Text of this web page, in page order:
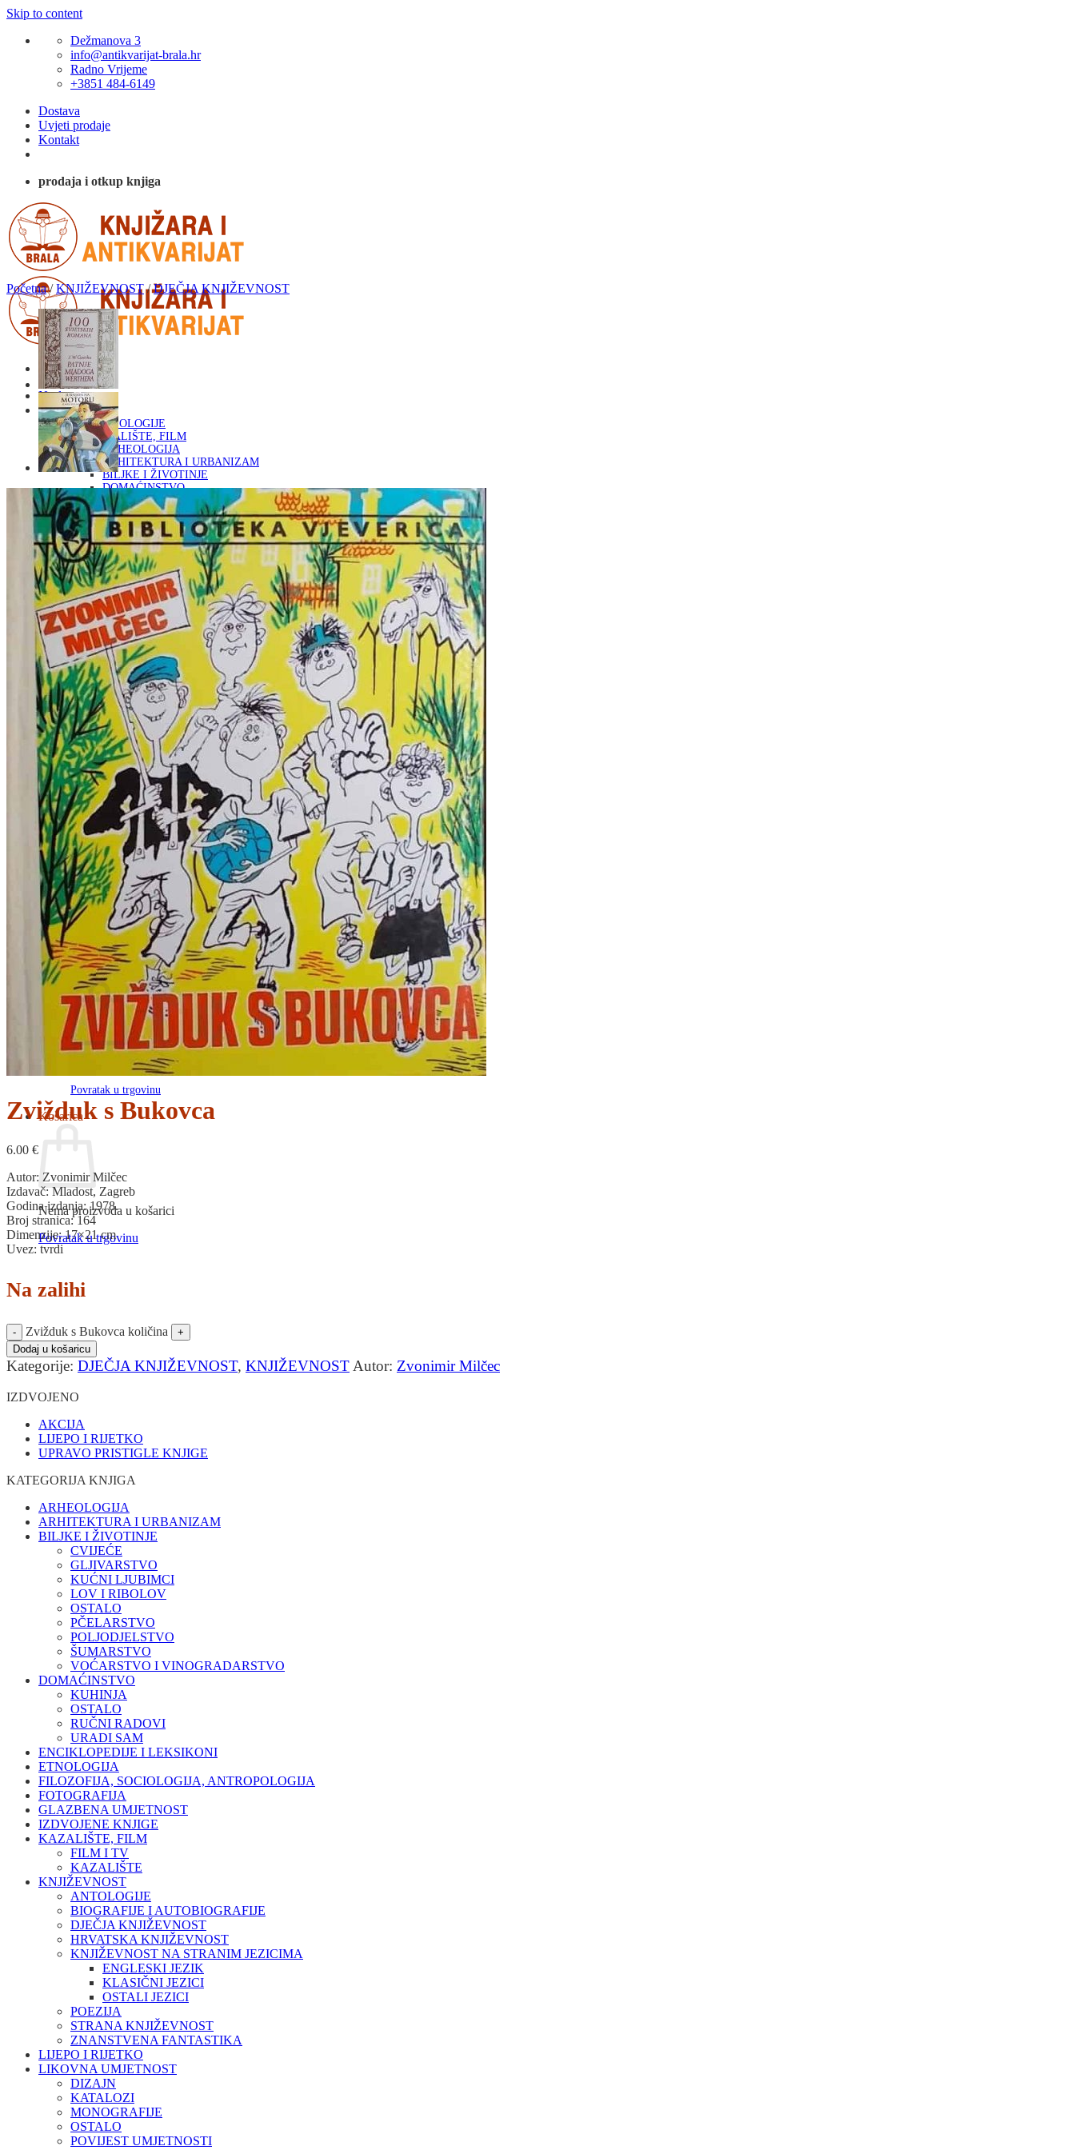
Skip to content
Dežmanova 3
info@antikvarijat-brala.hr
Radno Vrijeme
+3851 484-6149
Dostava
Uvjeti prodaje
Kontakt
prodaja i otkup knjiga
Naslovna
KNJIGE
OD ARHEOLOGIJE
DO KAZALIŠTE, FILM
ARHEOLOGIJA
ARHITEKTURA I URBANIZAM
BILJKE I ŽIVOTINJE
DOMAĆINSTVO
ENCIKLOPEDIJE I LEKSIKONI
ETNOLOGIJA
FILOZOFIJA, SOCIOLOGIJA, ANTROPOLOGIJA
FOTOGRAFIJA
GLAZBENA UMJETNOST
KAZALIŠTE, FILM
OD KNJIŽEVNOST
DO RELIGIJA
KNJIŽEVNOST
LIKOVNA UMJETNOST
LJEKOVITO BILJE I ZDRAVLJE
MITOLOGIJA
POVIJEST I PUBLICISTIKA
PRIRODNE ZNANOSTI
PSIHOLOGIJA, POPULARNA PSIHOLOGIJA,
ALTERNATIVA
RAZNO
RELIGIJA
OD RJEČNIKA
DO ZEMLJOVIDA
RJEČNICI, GRAMATIKE, PRAVOPISI…
ŠAH
SPORT
STRIPOVI
TEHNIČKE ZNANOSTI
TEORIJA I POVIJEST KNJIŽEVNOSTI
VEDUTE
ZAGREB
ZEMLJOVIDI
Otkup knjiga
O nama
Novosti
AKCIJA
Pretraži:
Nema proizvoda u košarici
Povratak u trgovinu
Košarica
Nema proizvoda u košarici
Povratak u trgovinu
Početna / KNJIŽEVNOST / DJEČJA KNJIŽEVNOST
Zvižduk s Bukovca
6.00 €
Autor: Zvonimir Milčec
Izdavač: Mladost, Zagreb
Godina izdanja: 1978.
Broj stranica: 164
Dimenzije: 17×21 cm
Uvez: tvrdi
Na zalihi
Zvižduk s Bukovca količina
Dodaj u košaricu
Kategorije: DJEČJA KNJIŽEVNOST, KNJIŽEVNOST Autor: Zvonimir Milčec
IZDVOJENO
AKCIJA
LIJEPO I RIJETKO
UPRAVO PRISTIGLE KNJIGE
KATEGORIJA KNJIGA
ARHEOLOGIJA
ARHITEKTURA I URBANIZAM
BILJKE I ŽIVOTINJE
CVIJEĆE
GLJIVARSTVO
KUĆNI LJUBIMCI
LOV I RIBOLOV
OSTALO
PČELARSTVO
POLJODJELSTVO
ŠUMARSTVO
VOĆARSTVO I VINOGRADARSTVO
DOMAĆINSTVO
KUHINJA
OSTALO
RUČNI RADOVI
URADI SAM
ENCIKLOPEDIJE I LEKSIKONI
ETNOLOGIJA
FILOZOFIJA, SOCIOLOGIJA, ANTROPOLOGIJA
FOTOGRAFIJA
GLAZBENA UMJETNOST
IZDVOJENE KNJIGE
KAZALIŠTE, FILM
FILM I TV
KAZALIŠTE
KNJIŽEVNOST
ANTOLOGIJE
BIOGRAFIJE I AUTOBIOGRAFIJE
DJEČJA KNJIŽEVNOST
HRVATSKA KNJIŽEVNOST
KNJIŽEVNOST NA STRANIM JEZICIMA
ENGLESKI JEZIK
KLASIČNI JEZICI
OSTALI JEZICI
POEZIJA
STRANA KNJIŽEVNOST
ZNANSTVENA FANTASTIKA
LIJEPO I RIJETKO
LIKOVNA UMJETNOST
DIZAJN
KATALOZI
MONOGRAFIJE
OSTALO
POVIJEST UMJETNOSTI